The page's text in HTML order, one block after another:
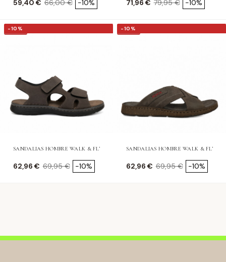
59,40 € 66,00 € -10% 71,96 € 79,95 € -10%
-10%
SANDALIAS HOMBRE WALK & FLY OLD SCHOOL
Precio
62,96 € Precio base
69,95 € -10%
-10% -10%
SANDALIAS HOMBRE WALK & FLY
Precio
62,96 € Precio base
69,95 € -10%
-10%